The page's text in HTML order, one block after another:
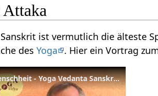
ist vermutlich die älteste
desYoga . Hier ein Vortrag
Dakshinamurti - Urlehrer der Menschheit - Yoga Vedanta Sanskrit Wörterbuch